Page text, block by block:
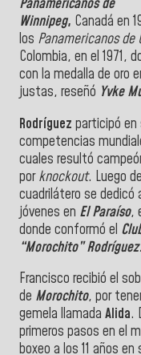
Panamericanos de
Winnipeg, Canadá en
los Panamericanos de
Colombia, en el 1971,
con la medalla de oro
justas, reseñó Yvke
Rodríguez participó
competencias
cuales resultó
porknockout. Luego
cuadrilátero se dedicó
jóvenes en El Paraíso,
donde conformó el
“Morochito” Rodríguez.
Francisco recibió el
de Morochito, por
gemela llamada Alida.
primeros pasos en el
boxeo a los 11 años en